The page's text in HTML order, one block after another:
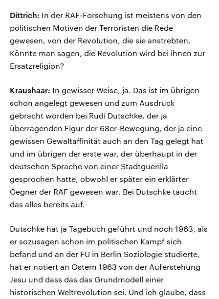
Dittrich: In der RAF-Forschung ist meistens von den
politischen Motiven der Terroristen die Rede
gewesen, von der Revolution, die sie anstrebten.
Könnte man sagen, die Revolution wird bei ihnen zur
Ersatzreligion?
Kraushaar: In gewisser Weise, ja. Das ist im übrigen
schon angelegt gewesen und zum Ausdruck
gebracht worden bei Rudi Dutschke, der ja
überragenden Figur der 68er-Bewegung, der ja eine
gewissen Gewaltaffinität auch an den Tag gelegt hat
und im übrigen der erste war, der überhaupt in der
deutschen Sprache von einer Stadtguerilla
gesprochen hatte, obwohl er später ein erklärter
Gegner der RAF gewesen war. Bei Dutschke taucht
das alles bereits auf.
Dutschke hat ja Tagebuch geführt und noch 1963, als
er sozusagen schon im politischen Kampf sich
befand und an der FU in Berlin Soziologie studierte,
hat er notiert an Ostern 1963 von der Auferstehung
Jesu und dass das das Grundmodell einer
historischen Weltrevolution sei. Und ich glaube, dass